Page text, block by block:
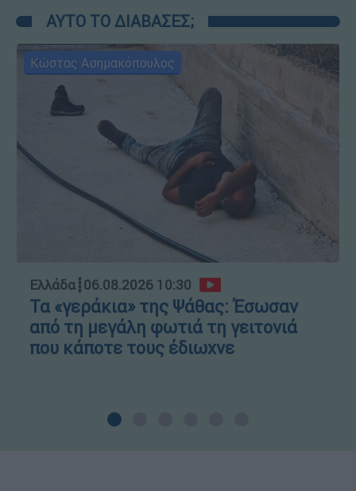
ΑΥΤΟ ΤΟ ΔΙΑΒΑΣΕΣ;
Κώστας Ασημακόπουλος
Ελλάδα┋06.08.2026 10:30
Τα «γεράκια» της Ψάθας: Έσωσαν
από τη μεγάλη φωτιά τη γειτονιά
που κάποτε τους έδιωχνε